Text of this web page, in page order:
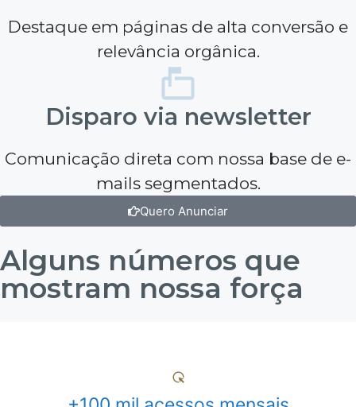
Destaque em páginas de alta conversão e
relevância orgânica.
Disparo via newsletter
Comunicação direta com nossa base de e-
mails segmentados.
Quero Anunciar
Alguns números que
mostram nossa força